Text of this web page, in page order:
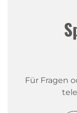
Für Fragen